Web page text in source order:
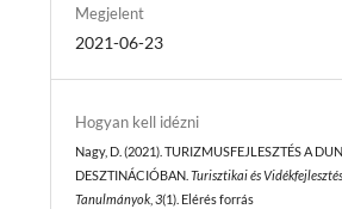
Megjelent
2021-06-23
Hogyan kell idézni
Nagy, D. (2021). TURIZMUSFEJLESZTÉS A
DESZTINÁCIÓBAN.Turisztikai és
Tanulmányok,3(1). Elérés forrás